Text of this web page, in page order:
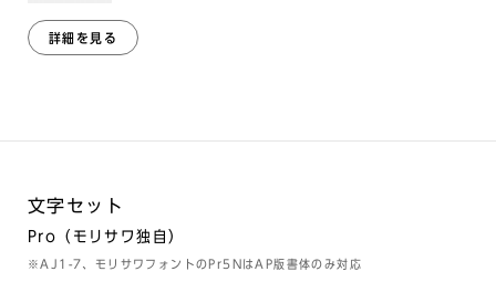
詳細を見る
文字セット
Pro（モリサワ独自）
※AJ1-7、モリサワフォントのPr5NはAP版書体のみ対応